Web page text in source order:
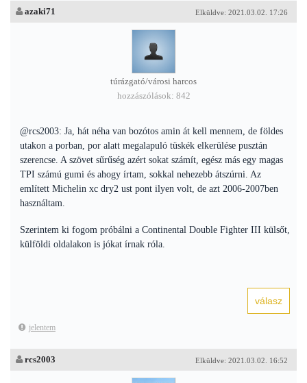
Elküldve: 2021.03.02. 17:26
azaki71
túrázgató/városi harcos
hozzászólások: 842
@rcs2003: Ja, hát néha van bozótos amin át kell mennem, de földes
utakon a porban, por alatt megalapuló tüskék elkerülése pusztán
szerencse. A szövet sűrűség azért sokat számít, egész más egy magas
TPI számú gumi és ahogy írtam, sokkal nehezebb átszúrni. Az
említett Michelin xc dry2 ust pont ilyen volt, de azt 2006-2007ben
használtam.
Szerintem ki fogom próbálni a Continental Double Fighter III külsőt,
külföldi oldalakon is jókat írnak róla.
jelentem
Elküldve: 2021.03.02. 16:52
rcs2003